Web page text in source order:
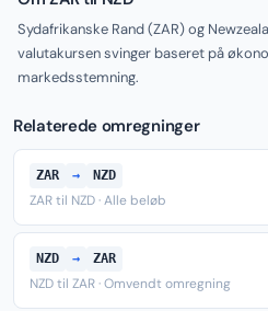
Sydafrikanske Rand (ZAR) og
valutakursen svinger baseret på
markedsstemning.
Relaterede omregninger
ZAR → NZD
ZAR til NZD · Alle beløb
NZD → ZAR
NZD til ZAR · Omvendt omregning